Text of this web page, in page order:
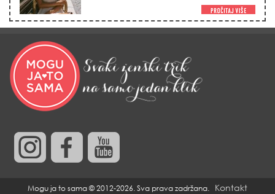
privlačenja novca koji treba uraditi
baš tokom sezone Lava!
Ovako su naše bake čistile kuću za
0 dinara, a sve je blistalo i mirisalo
danima!
Mogu ja to sama © 2012-2026. Sva prava zadržana. Kontakt